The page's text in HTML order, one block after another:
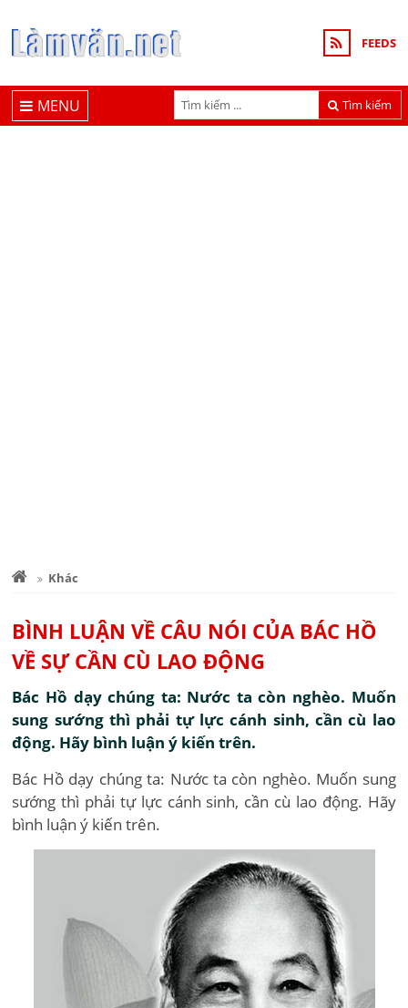
FEEDS
Tìm kiếm
MENU
Khác
BÌNH LUẬN VỀ CÂU NÓI CỦA BÁC HỒ
VỀ SỰ CẦN CÙ LAO ĐỘNG
Bác Hồ dạy chúng ta: Nước ta còn nghèo. Muốn
sung sướng thì phải tự lực cánh sinh, cần cù lao
động. Hãy bình luận ý kiến trên.
Bác Hồ dạy chúng ta: Nước ta còn nghèo. Muốn sung
sướng thì phải tự lực cánh sinh, cần cù lao động. Hãy
bình luận ý kiến trên.